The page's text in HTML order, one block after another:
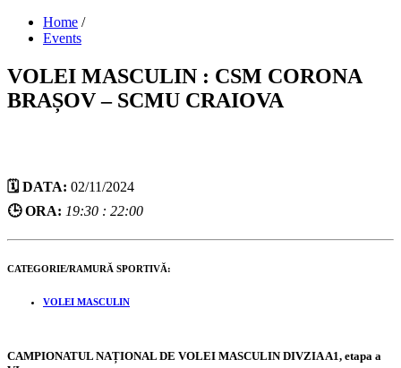
Home /
Events
VOLEI MASCULIN : CSM CORONA
BRAȘOV – SCMU CRAIOVA
🗓️ DATA: 02/11/2024
🕒 ORA: 19:30 : 22:00
CATEGORIE/RAMURĂ SPORTIVĂ:
VOLEI MASCULIN
CAMPIONATUL NAȚIONAL DE VOLEI MASCULIN DIVZIA A1, etapa a